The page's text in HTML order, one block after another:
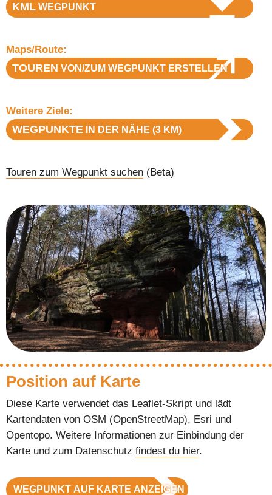
KML WEGPUNKT
Maps/Route:
TOUREN VON/ZUM WEGPUNKT ERSTELLEN
Weitere Ziele:
WEGPUNKTE IN DER NÄHE (3 KM)
Touren zum Wegpunkt suchen (Beta)
Position auf Karte
Diese Karte verwendet das Leaflet-Skript und lädt
Kartendaten von OSM (OpenStreetMap), Esri und
Opentopo. Weitere Informationen zur Einbindung der
Karte und zum Datenschutz findest du hier.
WEGPUNKT AUF KARTE ANZEIGEN